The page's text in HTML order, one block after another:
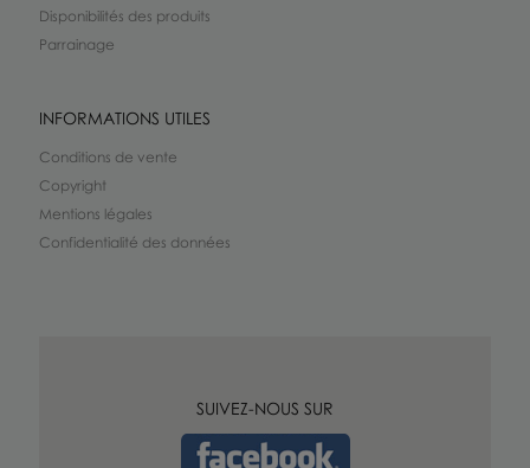
Disponibilités des produits
Parrainage
INFORMATIONS UTILES
Conditions de vente
Copyright
Mentions légales
Confidentialité des données
SUIVEZ-NOUS SUR